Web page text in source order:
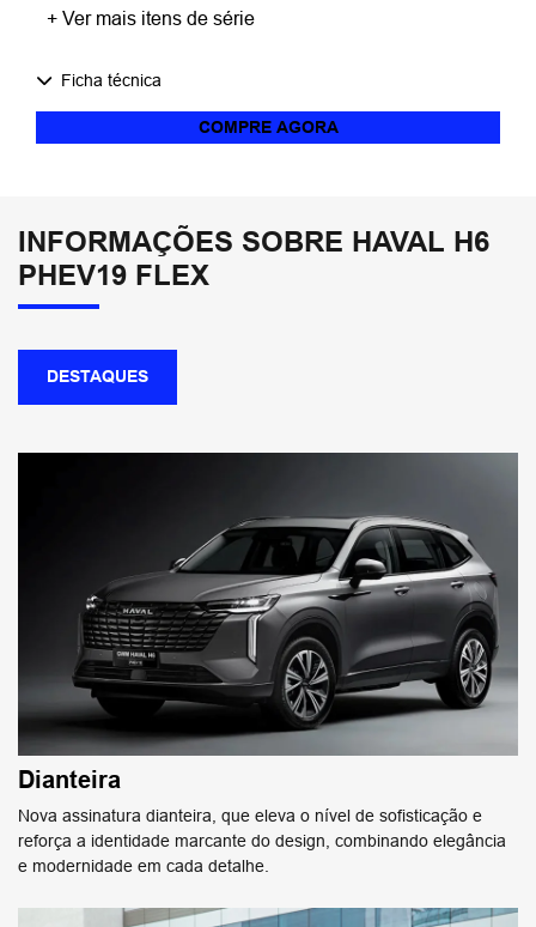
+ Ver mais itens de série
Ficha técnica
COMPRE AGORA
INFORMAÇÕES SOBRE HAVAL H6
PHEV19 FLEX
DESTAQUES
Dianteira
Nova assinatura dianteira, que eleva o nível de sofisticação e
reforça a identidade marcante do design, combinando elegância
e modernidade em cada detalhe.